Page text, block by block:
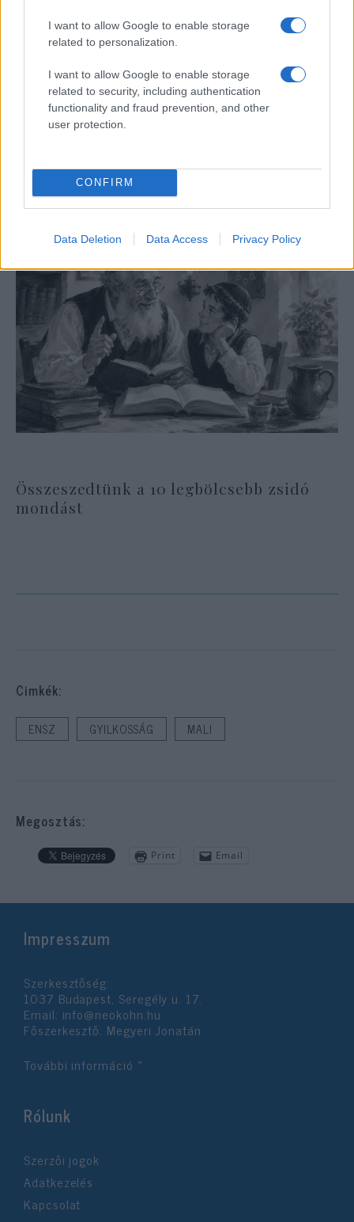
I want to allow Google to enable storage
related to personalization.
I want to allow Google to enable storage
related to security, including authentication
functionality and fraud prevention, and other
user protection.
CONFIRM
Data Deletion Data Access Privacy Policy
Összeszedtünk a 10 legbölcsebb zsidó
mondást
Cimkék:
ENSZ GYILKOSSÁG MALI
Megosztás:
Print Email
Impresszum
Szerkesztőség:
1037 Budapest, Seregély u. 17.
Email: info@neokohn.hu
Főszerkesztő: Megyeri Jonatán
További információ »
Rólunk
Szerzői jogok
Adatkezelés
Kapcsolat